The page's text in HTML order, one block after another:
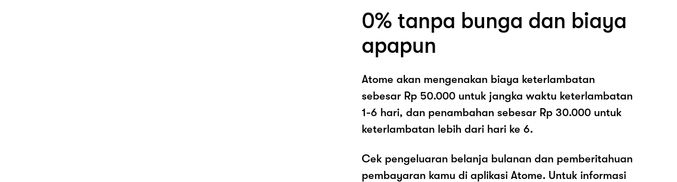
0% tanpa bunga dan biaya
apapun
Atome akan mengenakan biaya keterlambatan
sebesar Rp 50.000 untuk jangka waktu keterlambatan
1-6 hari, dan penambahan sebesar Rp 30.000 untuk
keterlambatan lebih dari hari ke 6.
Cek pengeluaran belanja bulanan dan pemberitahuan
pembayaran kamu di aplikasi Atome. Untuk informasi